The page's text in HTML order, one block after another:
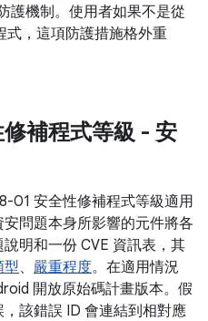
護機制。使用者如果不是從
式，這項防護措施格外重
補程式等級 - 安
01 安全性修補程式等級適用
問題本身所影響的元件將各
明和一份 CVE 資訊表，其
型、 嚴重程度。在適用情況
開放原始碼計畫版本。假
該錯誤 ID 會連結到相對應